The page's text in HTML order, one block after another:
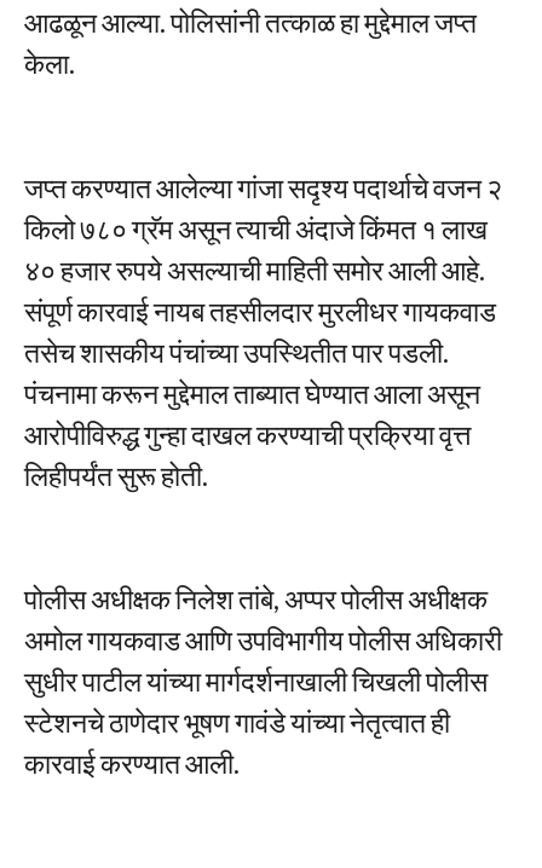
आढळून आल्या. पोलिसांनी तत्काळ हा मुद्देमाल जप्त
केला.
जप्त करण्यात आलेल्या गांजा सदृश्य पदार्थाचे वजन २
किलो ७८० ग्रॅम असून त्याची अंदाजे किंमत १ लाख
४० हजार रुपये असल्याची माहिती समोर आली आहे.
संपूर्ण कारवाई नायब तहसीलदार मुरलीधर गायकवाड
तसेच शासकीय पंचांच्या उपस्थितीत पार पडली.
पंचनामा करून मुद्देमाल ताब्यात घेण्यात आला असून
आरोपीविरुद्ध गुन्हा दाखल करण्याची प्रक्रिया वृत्त
लिहीपर्यंत सुरू होती.
पोलीस अधीक्षक निलेश तांबे, अप्पर पोलीस अधीक्षक
अमोल गायकवाड आणि उपविभागीय पोलीस अधिकारी
सुधीर पाटील यांच्या मार्गदर्शनाखाली चिखली पोलीस
स्टेशनचे ठाणेदार भूषण गावंडे यांच्या नेतृत्वात ही
कारवाई करण्यात आली.